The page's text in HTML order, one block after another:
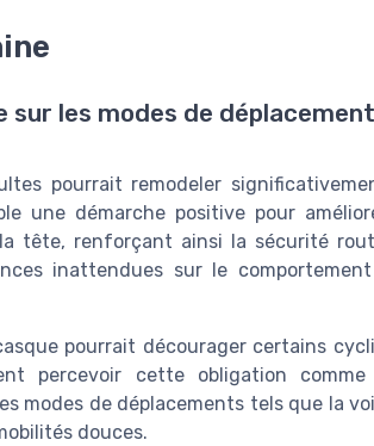
sur les modes de
pourrait remodeler
une démarche positive pour
tête, renforçant ainsi la sécurité
inattendues sur le
pourrait décourager certains
percevoir cette obligation comme
modes de déplacements tels que la
douces.